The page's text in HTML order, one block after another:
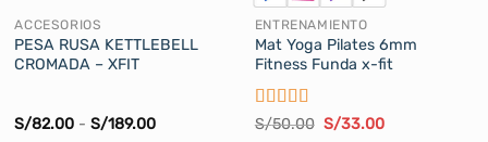
ACCESORIOS
PESA RUSA KETTLEBELL
CROMADA – XFIT
S/82.00 - S/189.00Rango
ENTRENAMIENTO
Mat Yoga Pilates 6mm
Fitness Funda x-fit
Valorado
S/50.00 El
S/33.00El